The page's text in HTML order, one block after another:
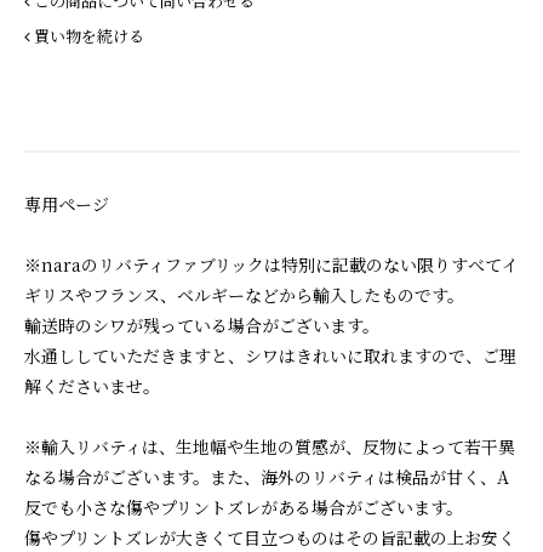
買い物を続ける
専用ページ
※naraのリバティファブリックは特別に記載のない限りすべてイ
ギリスやフランス、ベルギーなどから輸入したものです。
輸送時のシワが残っている場合がございます。
水通ししていただきますと、シワはきれいに取れますので、ご理
解くださいませ。
※輸入リバティは、生地幅や生地の質感が、反物によって若干異
なる場合がございます。また、海外のリバティは検品が甘く、A
反でも小さな傷やプリントズレがある場合がございます。
傷やプリントズレが大きくて目立つものはその旨記載の上お安く